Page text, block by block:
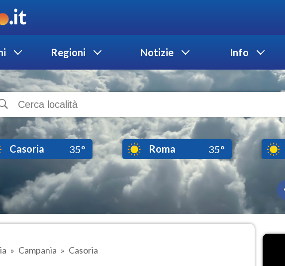
Regioni Notizie Info
Casoria 35° Roma 35°
Campania Casoria